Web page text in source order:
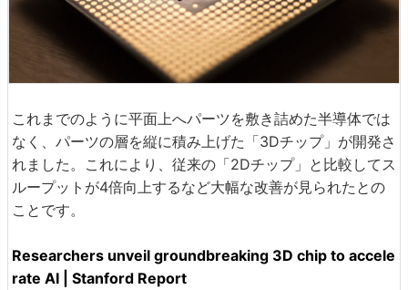
これまでのように平面上へパーツを敷き詰めた半導体では
なく、パーツの層を縦に積み上げた「3Dチップ」が開発さ
れました。これにより、従来の「2Dチップ」と比較してス
ループットが4倍向上するなど大幅な改善が見られたとの
ことです。
Researchers unveil groundbreaking 3D chip to accele
rate AI | Stanford Report